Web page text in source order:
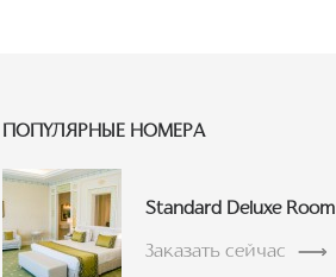
ПОПУЛЯРНЫЕ НОМЕРА
Standard Deluxe Room
Заказать сейчас